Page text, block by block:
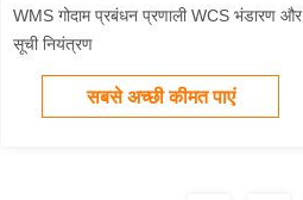
WMS गोदाम प्रबंधन प्रणाली WCS भंडारण और
सूची नियंत्रण
सबसे अच्छी कीमत पाएं